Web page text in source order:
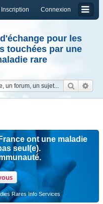
Connexion
Inscription
pour les
touchées par une
rare
ont une maladie
seul(e).
Rares Info Services